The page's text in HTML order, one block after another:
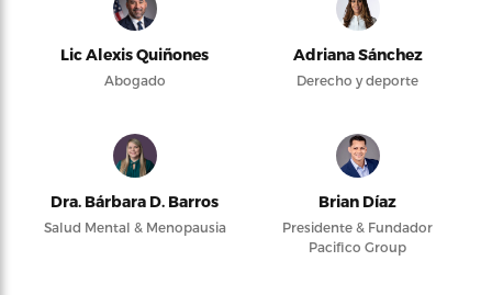
Lic Alexis Quiñones
Abogado
Adriana Sánchez
Derecho y deporte
Dra. Bárbara D. Barros
Salud Mental & Menopausia
Brian Díaz
Presidente & Fundador
Pacifico Group